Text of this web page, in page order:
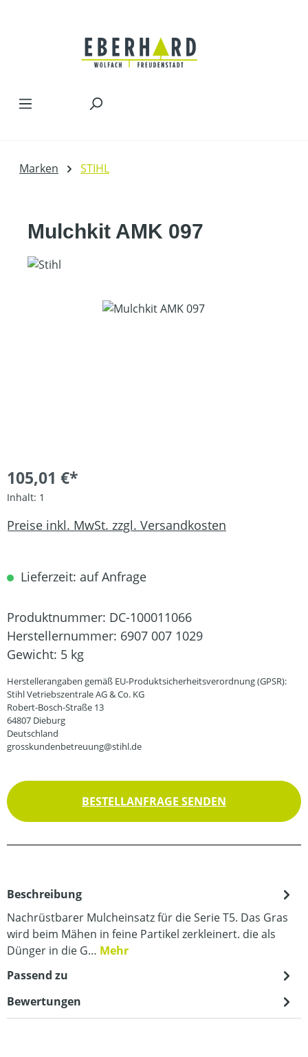
Marken STIHL
Mulchkit AMK 097
Bildergalerie überspringen
105,01 €*
Inhalt: 1
Preise inkl. MwSt. zzgl. Versandkosten
Lieferzeit: auf Anfrage
Produktnummer: DC-100011066
Herstellernummer: 6907 007 1029
Gewicht: 5 kg
Herstellerangaben gemäß EU-Produktsicherheitsverordnung (GPSR):
Stihl Vetriebszentrale AG & Co. KG
Robert-Bosch-Straße 13
64807 Dieburg
Deutschland
grosskundenbetreuung@stihl.de
BESTELLANFRAGE SENDEN
Beschreibung
Nachrüstbarer Mulcheinsatz für die Serie T5. Das Gras
wird beim Mähen in feine Partikel zerkleinert. die als
Dünger in die G… Mehr
Passend zu
Bewertungen